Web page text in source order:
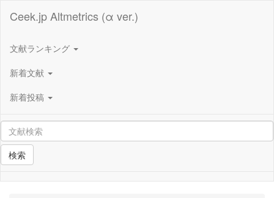
Ceek.jp Altmetrics (α ver.)
文献ランキング
新着文献
新着投稿
検索